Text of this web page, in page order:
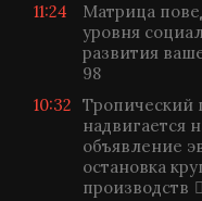
11:24
Матрица
уровня
развития
98
10:32 Тропический
надвигается
объявление
остановка
производств